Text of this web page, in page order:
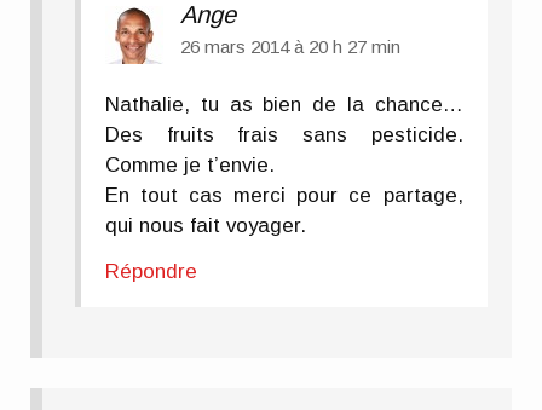
Ange
26 mars 2014 à 20 h 27 min
Nathalie, tu as bien de la chance…
Des fruits frais sans pesticide.
Comme je t’envie.
En tout cas merci pour ce partage,
qui nous fait voyager.
Répondre